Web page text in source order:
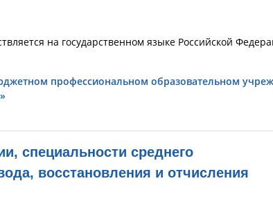
на государственном языке Российской
профессиональном образовательном
специальности среднего
восстановления и отчисления